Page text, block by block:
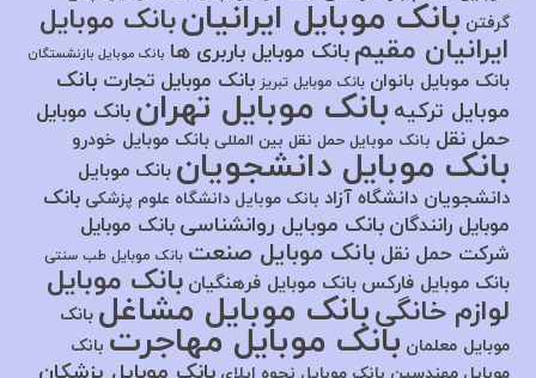
گرفتن بانک موبایل ایرانیانبانک موبایل
ایرانیان مقیم بانک موبایل باربری ها بانک موبایل بازنشستگان
بانک موبایل بانوان بانک موبایل تبریز بانک موبایل تجارت بانک
موبایل ترکیه بانک موبایل تهران بانک موبایل
حمل نقل بانک موبایل حمل نقل بین المللی بانک موبایل خودرو
بانک موبایل دانشجویان بانک موبایل
دانشجویان دانشگاه آزاد بانک موبایل دانشگاه علوم پزشکی بانک
موبایل رانندگان بانک موبایل روانشناسی بانک موبایل
شرکت حمل نقل بانک موبایل صنعت بانک موبایل طب سنتی
بانک موبایل فارکس بانک موبایل فرهنگیان بانک موبایل
لوازم خانگیبانک موبایل مشاغلبانک
موبایل معلمان بانک موبایل مهاجرت بانک